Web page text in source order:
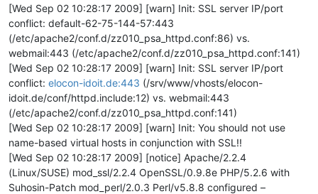
[Wed Sep 02 10:28:17 2009] [warn] Init: SSL server IP/port
conflict: default-62-75-144-57:443
(/etc/apache2/conf.d/zz010_psa_httpd.conf:86) vs.
webmail:443 (/etc/apache2/conf.d/zz010_psa_httpd.conf:141)
[Wed Sep 02 10:28:17 2009] [warn] Init: SSL server IP/port
conflict: elocon-idoit.de:443 (/srv/www/vhosts/elocon-
idoit.de/conf/httpd.include:12) vs. webmail:443
(/etc/apache2/conf.d/zz010_psa_httpd.conf:141)
[Wed Sep 02 10:28:17 2009] [warn] Init: You should not use
name-based virtual hosts in conjunction with SSL!!
[Wed Sep 02 10:28:17 2009] [notice] Apache/2.2.4
(Linux/SUSE) mod_ssl/2.2.4 OpenSSL/0.9.8e PHP/5.2.6 with
Suhosin-Patch mod_perl/2.0.3 Perl/v5.8.8 configured –